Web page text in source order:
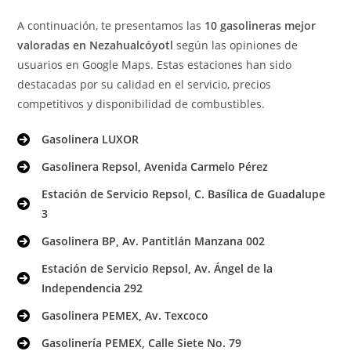
A continuación, te presentamos las 10 gasolineras mejor
valoradas en Nezahualcóyotl según las opiniones de
usuarios en Google Maps. Estas estaciones han sido
destacadas por su calidad en el servicio, precios
competitivos y disponibilidad de combustibles.
Gasolinera LUXOR
Gasolinera Repsol, Avenida Carmelo Pérez
Estación de Servicio Repsol,C. Basílica de Guadalupe
3
Gasolinera BP, Av. Pantitlán Manzana 002
Estación de Servicio Repsol,Av. Ángel de la
Independencia 292
Gasolinera PEMEX, Av. Texcoco
Gasolinería PEMEX, Calle Siete No. 79